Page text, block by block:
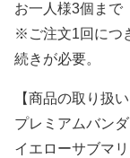
お一人様3個まで
※ご注文1回につ
続きが必要。
【商品の取り扱い
プレミアムバン
イエローサブマ